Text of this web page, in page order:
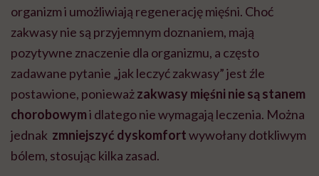
organizm i umożliwiają regenerację mięśni. Choć
zakwasy nie są przyjemnym doznaniem, mają
pozytywne znaczenie dla organizmu, a często
zadawane pytanie „jak leczyć zakwasy” jest źle
postawione, ponieważzakwasy mięśni nie są stanem
chorobowymi dlatego nie wymagają leczenia. Można
jednak zmniejszyć dyskomfortwywołany dotkliwym
bólem, stosując kilka zasad.